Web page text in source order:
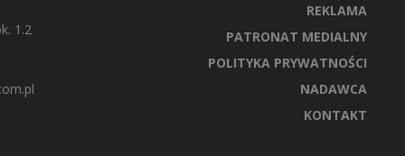
1.2
REKLAMA
PATRONAT MEDIALNY
POLITYKA PRYWATNOŚCI
NADAWCA
KONTAKT